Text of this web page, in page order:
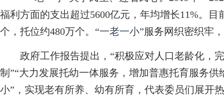
福利方面的支出超过5600亿元，年均增长11%。
个，托位约480万个。“一老一小”服务网织密织牢
政府工作报告提出，“积极应对人口老龄化，
制”“大力发展托幼一体服务，增加普惠托育服务供
小”，实现老有所养、幼有所育，代表委员们展开